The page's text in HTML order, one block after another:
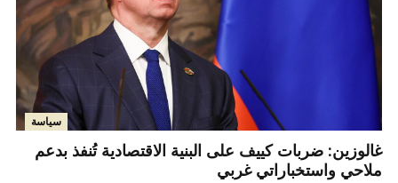
سياسة
غالوزين: ضربات كييف على البنية الاقتصادية تُنفذ بدعم
ملاحي واستخباراتي غربي